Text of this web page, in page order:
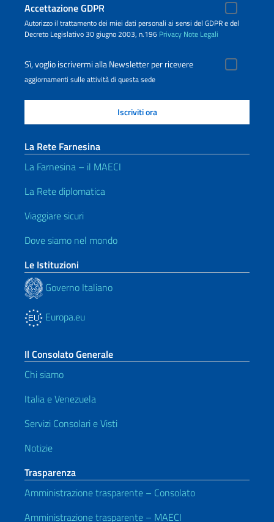
Accettazione GDPR
Autorizzo il trattamento dei miei dati personali ai sensi del GDPR e del
Decreto Legislativo 30 giugno 2003, n.196 Privacy Note Legali
Sì, voglio iscrivermi alla Newsletter per ricevere
aggiornamenti sulle attività di questa sede
La Rete Farnesina
La Farnesina – il MAECI
La Rete diplomatica
Viaggiare sicuri
Dove siamo nel mondo
Le Istituzioni
Governo Italiano
Europa.eu
Il Consolato Generale
Chi siamo
Italia e Venezuela
Servizi Consolari e Visti
Notizie
Trasparenza
Amministrazione trasparente – Consolato
Amministrazione trasparente – MAECI